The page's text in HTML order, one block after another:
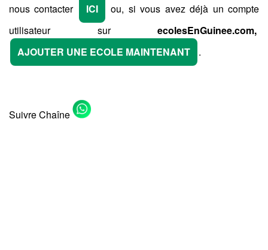
nous contacter
ICI
ou, si vous avez déjà un compte
utilisateur sur ecolesEnGuinee.com,
AJOUTER UNE ECOLE MAINTENANT
.
Suivre Chaîne